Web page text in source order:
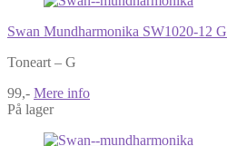
Swan Mundharmonika SW1020-12 G
Toneart – G
99,- Mere info
På lager